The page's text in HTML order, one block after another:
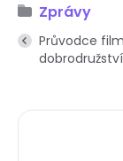
Zprávy
Průvodce